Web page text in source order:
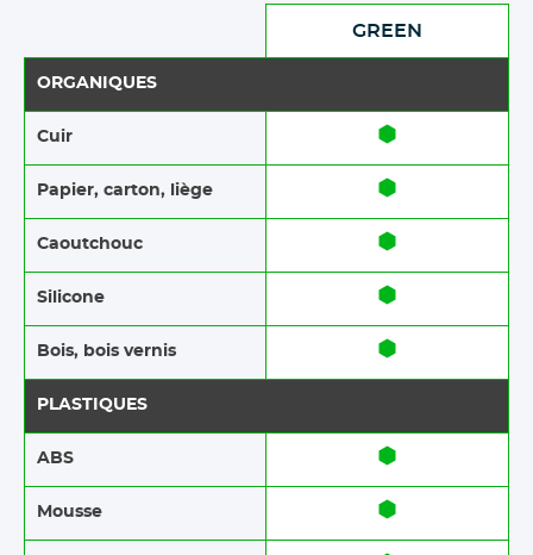
GREEN
ORGANIQUES
Cuir
Papier, carton, liège
Caoutchouc
Silicone
Bois, bois vernis
PLASTIQUES
ABS​​
Mousse